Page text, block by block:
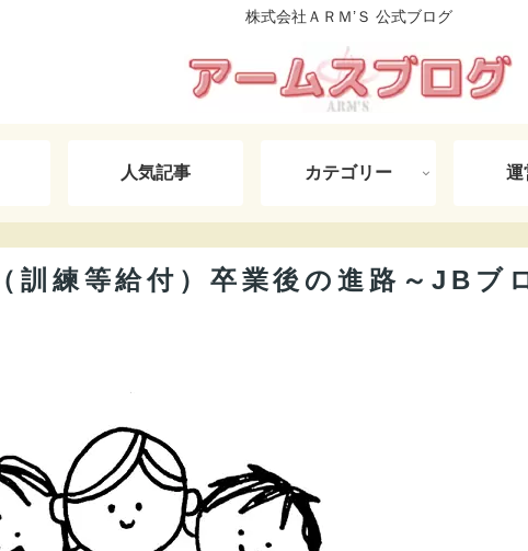
株式会社ＡＲＭ’Ｓ 公式ブログ
人気記事 カテゴリー 運
訓練等給付）卒業後の進路～JBブ